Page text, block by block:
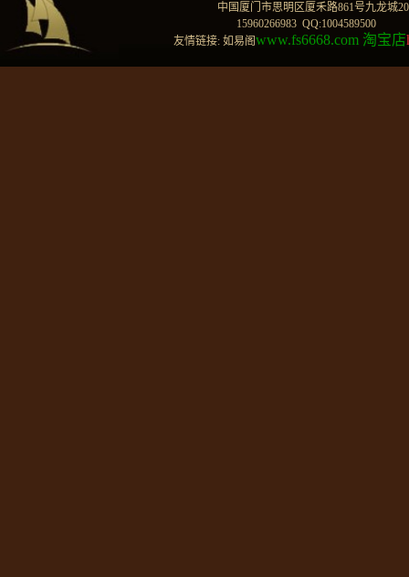
中国厦门市思明区厦禾路861号九龙城
15960266983 QQ:1004589500
友情链接: 如易阁www.fs6668.com 淘宝店